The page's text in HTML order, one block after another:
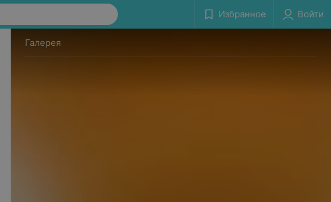
Избранное Войти
Галерея